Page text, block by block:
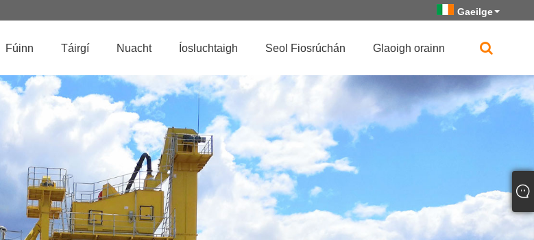
Gaeilge
Fúinn Táirgí Nuacht Íosluchtaigh Seol Fiosrúchán Glaoigh orainn